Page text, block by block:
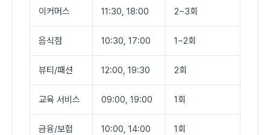
이커머스 11:30, 18:00 2~3회
음식점 10:30, 17:00 1~2회
뷰티/패션 12:00, 19:30 2회
교육 서비스 09:00, 19:00 1회
금융/보험 10:00, 14:00 1회